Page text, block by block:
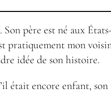
père est né aux
pratiquement mon
idée de son histoire.
était encore enfant,